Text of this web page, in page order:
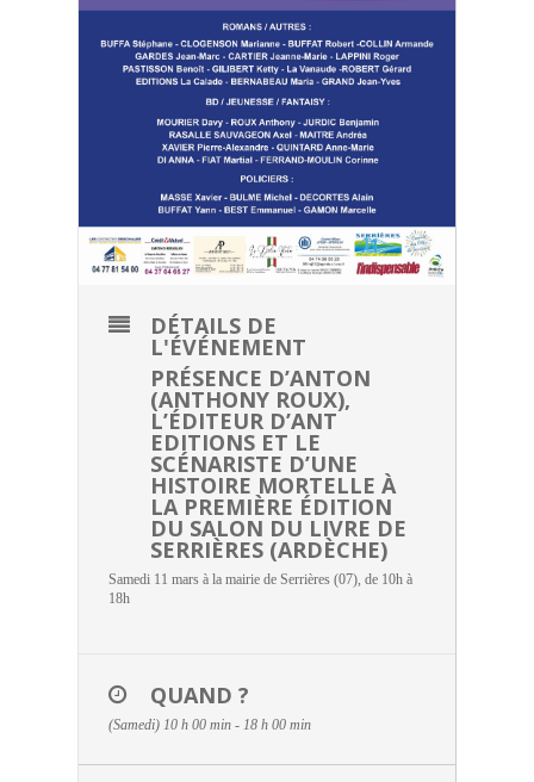
DÉTAILS DE
L'ÉVÉNEMENT
PRÉSENCE D’ANTON
(ANTHONY ROUX),
L’ÉDITEUR D’ANT
EDITIONS ET LE
SCÉNARISTE D’UNE
HISTOIRE MORTELLE À
LA PREMIÈRE ÉDITION
DU SALON DU LIVRE DE
SERRIÈRES (ARDÈCHE)
Samedi 11 mars à la mairie de Serrières (07), de 10h à
18h
QUAND ?
(Samedi) 10 h 00 min - 18 h 00 min